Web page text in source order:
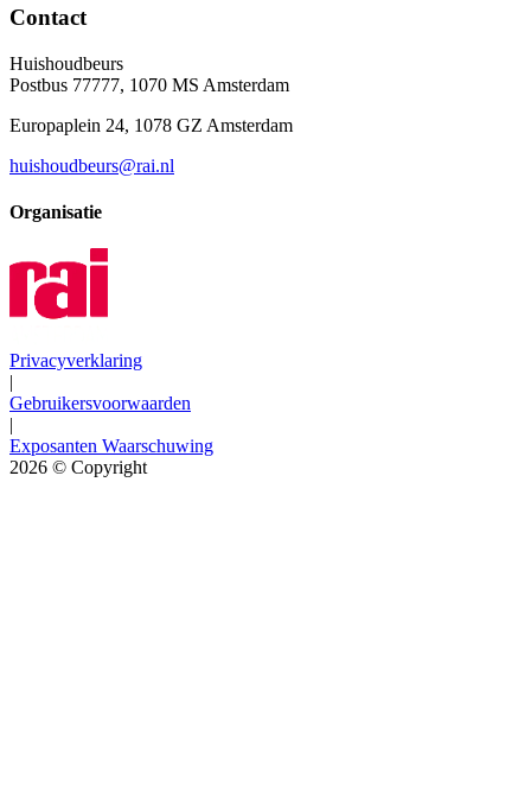
Contact
Huishoudbeurs
Postbus 77777, 1070 MS Amsterdam
Europaplein 24, 1078 GZ Amsterdam
huishoudbeurs@rai.nl
Organisatie
Privacyverklaring
|
Gebruikersvoorwaarden
|
Exposanten Waarschuwing
2026 © Copyright